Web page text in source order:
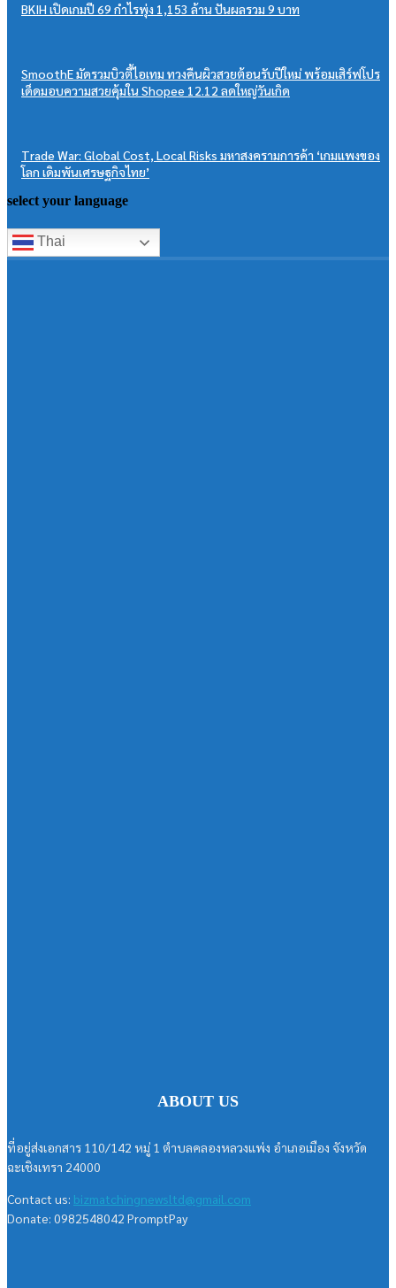
BKIH เปิดเกมปี 69 กำไรพุ่ง 1,153 ล้าน ปันผลรวม 9 บาท
SmoothE มัดรวมบิวตี้ไอเทม ทวงคืนผิวสวยต้อนรับปีใหม่ พร้อมเสิร์ฟโปร
เด็ดมอบความสวยคุ้มใน Shopee 12.12 ลดใหญ่วันเกิด
Trade War: Global Cost, Local Risks มหาสงครามการค้า ‘เกมแพงของ
โลก เดิมพันเศรษฐกิจไทย’
select your language
Thai
ABOUT US
ที่อยู่ส่งเอกสาร 110/142 หมู่ 1 ตำบลคลองหลวงแพ่ง อำเภอเมือง จังหวัด
ฉะเชิงเทรา 24000
Contact us: bizmatchingnewsltd@gmail.com
Donate: 0982548042 PromptPay